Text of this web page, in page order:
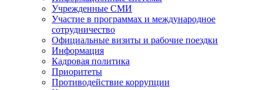
Учрежденные СМИ
Участие в программах и международное
сотрудничество
Официальные визиты и рабочие поездки
Информация
Кадровая политика
Приоритеты
Противодействие коррупции